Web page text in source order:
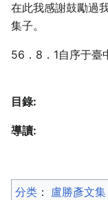
在此我感謝鼓勵過
集子。
56．8．1自序于臺
目錄:
導讀:
分类 ：​ 盧勝彥文集